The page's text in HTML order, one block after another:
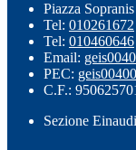
Piazza
Tel: 010261672
Tel: 010460646
Email:
PEC:
C.F.:
Sezione